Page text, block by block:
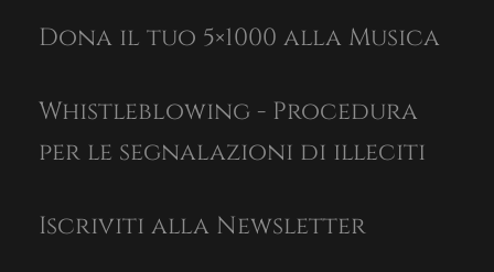
Dona il tuo 5×1000 alla Musica
Whistleblowing - Procedura
per le segnalazioni di illeciti
Iscriviti alla Newsletter